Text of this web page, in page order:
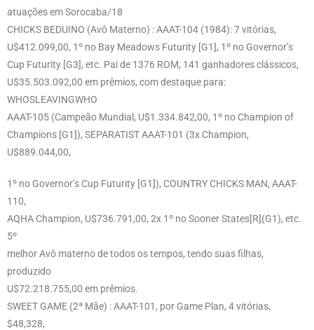
atuações em Sorocaba/18
CHICKS BEDUINO (Avô Materno) : AAAT-104 (1984): 7 vitórias,
U$412.099,00, 1º no Bay Meadows Futurity [G1], 1º no Governor’s
Cup Futurity [G3], etc. Pai de 1376 ROM, 141 ganhadores clássicos,
U$35.503.092,00 em prêmios, com destaque para:
WHOSLEAVINGWHO
AAAT-105 (Campeão Mundial, U$1.334.842,00, 1º no Champion of
Champions [G1]), SEPARATIST AAAT-101 (3x Champion,
U$889.044,00,
1º no Governor’s Cup Futurity [G1]), COUNTRY CHICKS MAN, AAAT-
110,
AQHA Champion, U$736.791,00, 2x 1º no Sooner States[R](G1), etc.
5º
melhor Avô materno de todos os tempos, tendo suas filhas,
produzido
U$72.218.755,00 em prêmios.
SWEET GAME (2ª Mãe) : AAAT-101, por Game Plan, 4 vitórias,
$48,328,